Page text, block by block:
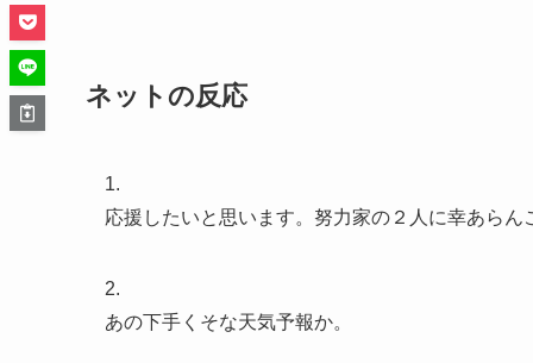
ネットの反応
1.
応援したいと思います。努力家の２人に幸あらん
2.
あの下手くそな天気予報か。